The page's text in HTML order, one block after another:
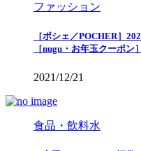
ファッション
［ポシェ／POCHER］
［nugu・お年玉クーポン］
2021/12/21
食品・飲料水